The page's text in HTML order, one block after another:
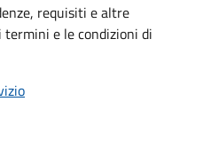
requisiti e altre
e le condizioni di